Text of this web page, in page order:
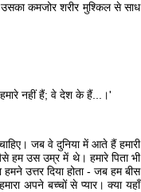
कमजोर शरीर मुश्किल से साध
नहीं हैं; वे देश के हैं...।'
जब वे दुनिया में आते हैं हमारी
हम उस उम्र में थे। हमारे पिता भी
उत्तर दिया होता - जब हम बीस
अपने बच्चों से प्यार। क्या यहाँ